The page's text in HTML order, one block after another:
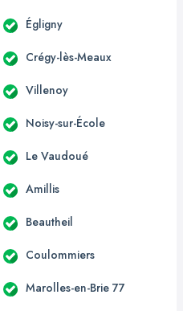
Égligny
Crégy-lès-Meaux
Villenoy
Noisy-sur-École
Le Vaudoué
Amillis
Beautheil
Coulommiers
Marolles-en-Brie 77